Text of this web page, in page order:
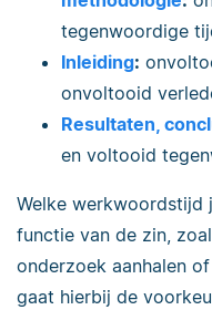
tegenwoordige
Inleiding:
onvoltooid
Resultaten,
en voltooid
Welke werkwoordstijd
functie van de zin,
onderzoek aanhalen
gaat hierbij de